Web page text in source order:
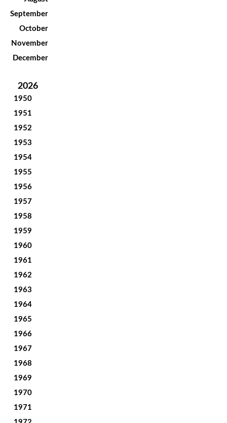
September
October
November
December
2026
1950
1951
1952
1953
1954
1955
1956
1957
1958
1959
1960
1961
1962
1963
1964
1965
1966
1967
1968
1969
1970
1971